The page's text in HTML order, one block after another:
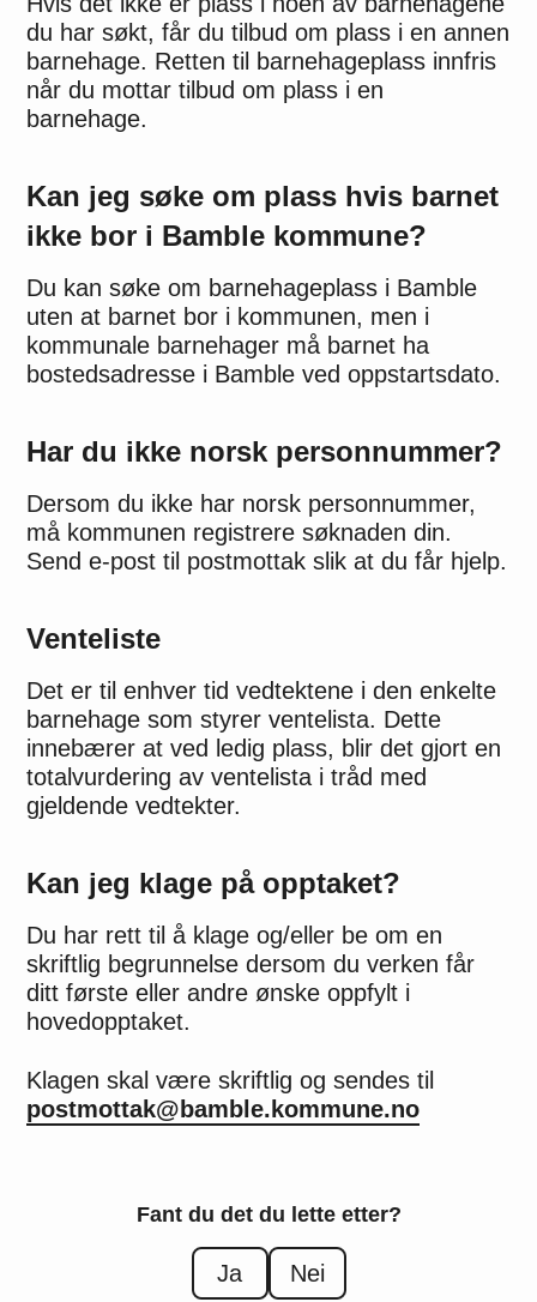
du har søkt, får du tilbud om plass i en annen
barnehage. Retten til barnehageplass innfris
når du mottar tilbud om plass i en
barnehage.
Kan jeg søke om plass hvis barnet
ikke bor i Bamble kommune?
Du kan søke om barnehageplass i Bamble
uten at barnet bor i kommunen, men i
kommunale barnehager må barnet ha
bostedsadresse i Bamble ved oppstartsdato.
Har du ikke norsk personnummer?
Dersom du ikke har norsk personnummer,
må kommunen registrere søknaden din.
Send e-post til postmottak slik at du får hjelp.
Venteliste
Det er til enhver tid vedtektene i den enkelte
barnehage som styrer ventelista. Dette
innebærer at ved ledig plass, blir det gjort en
totalvurdering av ventelista i tråd med
gjeldende vedtekter.
Kan jeg klage på opptaket?
Du har rett til å klage og/eller be om en
skriftlig begrunnelse dersom du verken får
ditt første eller andre ønske oppfylt i
hovedopptaket.
Klagen skal være skriftlig og sendes til
postmottak@bamble.kommune.no
Fant du det du lette etter?
Ja Nei